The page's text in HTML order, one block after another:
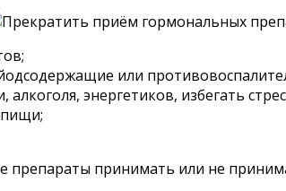
или
энергетиков, избегать
пищи;
принимать или не